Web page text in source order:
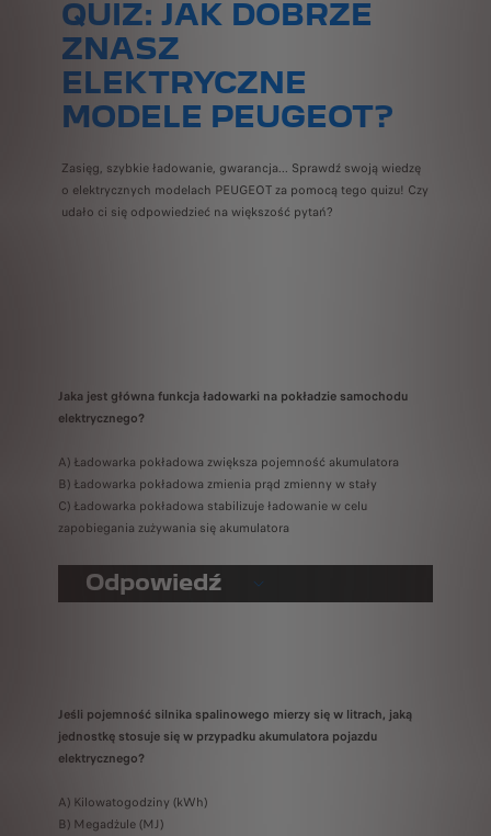
QUIZ: JAK DOBRZE
ZNASZ
ELEKTRYCZNE
MODELE PEUGEOT?
Zasięg, szybkie ładowanie, gwarancja... Sprawdź swoją wiedzę
o elektrycznych modelach PEUGEOT za pomocą tego quizu! Czy
udało ci się odpowiedzieć na większość pytań?
Jaka jest główna funkcja ładowarki na pokładzie samochodu
elektrycznego?
A) Ładowarka pokładowa zwiększa pojemność akumulatora
B) Ładowarka pokładowa zmienia prąd zmienny w stały
C) Ładowarka pokładowa stabilizuje ładowanie w celu
zapobiegania zużywania się akumulatora
Odpowiedź
Jeśli pojemność silnika spalinowego mierzy się w litrach, jaką
jednostkę stosuje się w przypadku akumulatora pojazdu
elektrycznego?
A) Kilowatogodziny (kWh)
B) Megadżule (MJ)